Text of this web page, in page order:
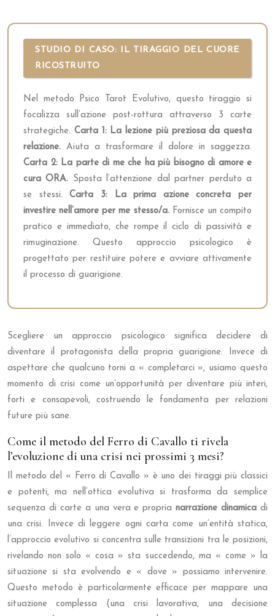
STUDIO DI CASO: IL TIRAGGIO DEL CUORE
RICOSTRUITO
Nel metodo Psico Tarot Evolutivo, questo tiraggio si
focalizza sull’azione post-rottura attraverso 3 carte
strategiche. Carta 1: La lezione più preziosa da questa
relazione. Aiuta a trasformare il dolore in saggezza.
Carta 2: La parte di me che ha più bisogno di amore e
cura ORA. Sposta l’attenzione dal partner perduto a
se stessi.Carta 3: La prima azione concreta per
investire nell’amore per me stesso/a.Fornisce un compito
pratico e immediato, che rompe il ciclo di passività e
rimuginazione. Questo approccio psicologico è
progettato per restituire potere e avviare attivamente
il processo di guarigione.
Scegliere un approccio psicologico significa decidere di
diventare il protagonista della propria guarigione. Invece di
aspettare che qualcuno torni a « completarci », usiamo questo
momento di crisi come un’opportunità per diventare più interi,
forti e consapevoli, costruendo le fondamenta per relazioni
future più sane.
Come il metodo del Ferro di Cavallo ti rivela
l’evoluzione di una crisi nei prossimi 3 mesi?
Il metodo del « Ferro di Cavallo » è uno dei tiraggi più classici
e potenti, ma nell’ottica evolutiva si trasforma da semplice
sequenza di carte a una vera e proprianarrazione dinamica di
una crisi. Invece di leggere ogni carta come un’entità statica,
l’approccio evolutivo si concentra sulle transizioni tra le posizioni,
rivelando non solo « cosa » sta succedendo, ma « come » la
situazione si sta evolvendo e « dove » possiamo intervenire.
Questo metodo è particolarmente efficace per mappare una
situazione complessa (una crisi lavorativa, una decisione